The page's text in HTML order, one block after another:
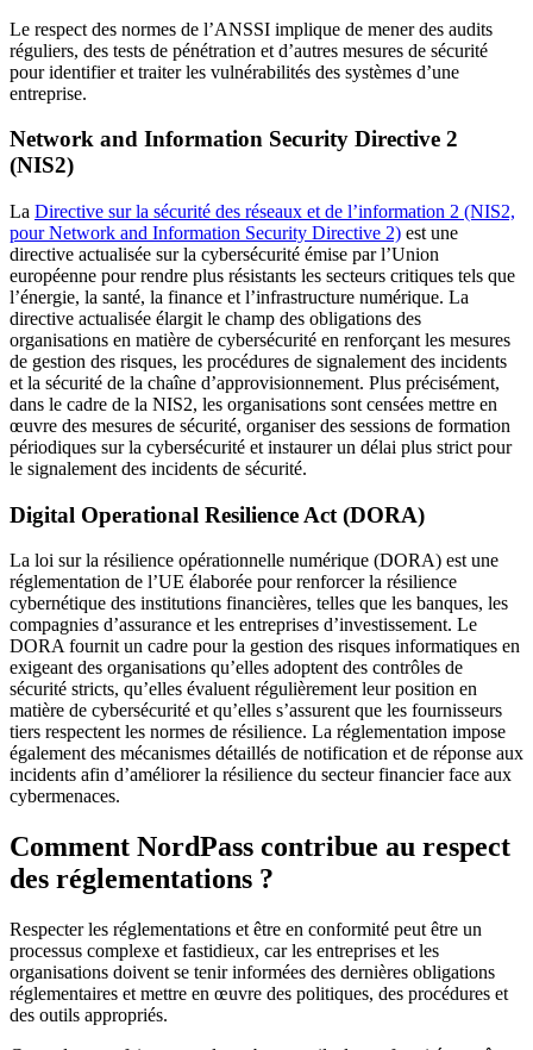
Le respect des normes de l’ANSSI implique de mener des audits
réguliers, des tests de pénétration et d’autres mesures de sécurité
pour identifier et traiter les vulnérabilités des systèmes d’une
entreprise.
Network and Information Security Directive 2
(NIS2)
La Directive sur la sécurité des réseaux et de l’information 2 (NIS2,
pour Network and Information Security Directive 2) est une
directive actualisée sur la cybersécurité émise par l’Union
européenne pour rendre plus résistants les secteurs critiques tels que
l’énergie, la santé, la finance et l’infrastructure numérique. La
directive actualisée élargit le champ des obligations des
organisations en matière de cybersécurité en renforçant les mesures
de gestion des risques, les procédures de signalement des incidents
et la sécurité de la chaîne d’approvisionnement. Plus précisément,
dans le cadre de la NIS2, les organisations sont censées mettre en
œuvre des mesures de sécurité, organiser des sessions de formation
périodiques sur la cybersécurité et instaurer un délai plus strict pour
le signalement des incidents de sécurité.
Digital Operational Resilience Act (DORA)
La loi sur la résilience opérationnelle numérique (DORA) est une
réglementation de l’UE élaborée pour renforcer la résilience
cybernétique des institutions financières, telles que les banques, les
compagnies d’assurance et les entreprises d’investissement. Le
DORA fournit un cadre pour la gestion des risques informatiques en
exigeant des organisations qu’elles adoptent des contrôles de
sécurité stricts, qu’elles évaluent régulièrement leur position en
matière de cybersécurité et qu’elles s’assurent que les fournisseurs
tiers respectent les normes de résilience. La réglementation impose
également des mécanismes détaillés de notification et de réponse aux
incidents afin d’améliorer la résilience du secteur financier face aux
cybermenaces.
Comment NordPass contribue au respect
des réglementations ?
Respecter les réglementations et être en conformité peut être un
processus complexe et fastidieux, car les entreprises et les
organisations doivent se tenir informées des dernières obligations
réglementaires et mettre en œuvre des politiques, des procédures et
des outils appropriés.